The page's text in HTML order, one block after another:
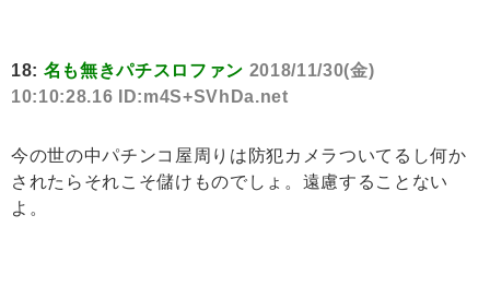
18: 名も無きパチスロファン 2018/11/30(金)
10:10:28.16 ID:m4S+SVhDa.net
今の世の中パチンコ屋周りは防犯カメラついてるし何か
されたらそれこそ儲けものでしょ。遠慮することない
よ。